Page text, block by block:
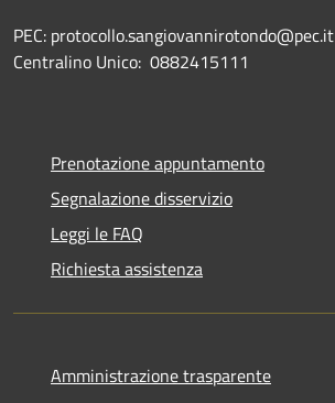
PEC: protocollo.sangiovannirotondo@pec.it
Centralino Unico: 0882415111
Prenotazione appuntamento
Segnalazione disservizio
Leggi le FAQ
Richiesta assistenza
Amministrazione trasparente